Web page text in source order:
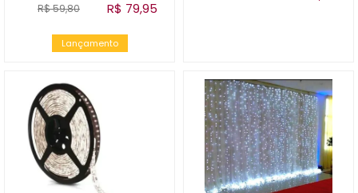
R$ 59,80 R$ 79,95
Lançamento